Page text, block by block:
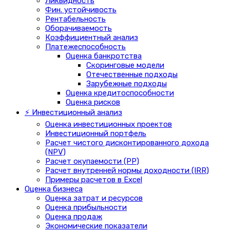
Фин. устойчивость
Рентабельность
Оборачиваемость
Коэффициентный анализ
Платежеспособность
Оценка банкротства
Скоринговые модели
Отечественные подходы
Зарубежные подходы
Оценка кредитоспособности
Оценка рисков
⚡ Инвестиционный анализ
Оценка инвестиционных проектов
Инвестиционный портфель
Расчет чистого дисконтированного дохода
(NPV)
Расчет окупаемости (PP)
Расчет внутренней нормы доходности (IRR)
Примеры расчетов в Excel
Оценка бизнеса
Оценка затрат и ресурсов
Оценка прибыльности
Оценка продаж
Экономические показатели